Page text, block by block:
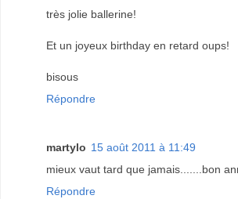
très jolie ballerine!
Et un joyeux birthday en retard oups!
bisous
Répondre
martylo 15 août 2011 à 11:49
mieux vaut tard que jamais.......bon
Répondre